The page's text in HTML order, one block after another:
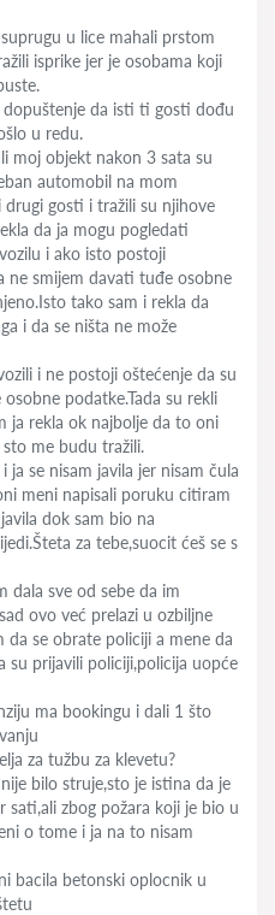
u lice mahali prstom
isprike jer je osobama koji
da isti ti gosti dođu
u redu.
moj objekt nakon 3 sata su
automobil na mom
gosti i tražili su njihove
da ja mogu pogledati
i ako isto postoji
ne smijem davati tuđe osobne
tako sam i rekla da
i da se ništa ne može
i ne postoji oštećenje da su
podatke.Tada su rekli
ja rekla ok najbolje da to oni
me budu tražili.
ja se nisam javila jer nisam čula
meni napisali poruku citiram
dok sam bio na
za tebe,suocit ćeš se s
dala sve od sebe da im
ovo već prelazi u ozbiljne
se obrate policiji a mene da
su prijavili policiji,policija uopće
ma bookingu i dali 1 što
za tužbu za klevetu?
bilo struje,sto je istina da je
sati,ali zbog požara koji je bio u
o tome i ja na to nisam
bacila betonski oplocnik u